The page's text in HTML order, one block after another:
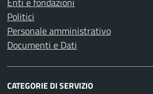
Politici
Personale amministrativo
Documenti e Dati
CATEGORIE DI SERVIZIO